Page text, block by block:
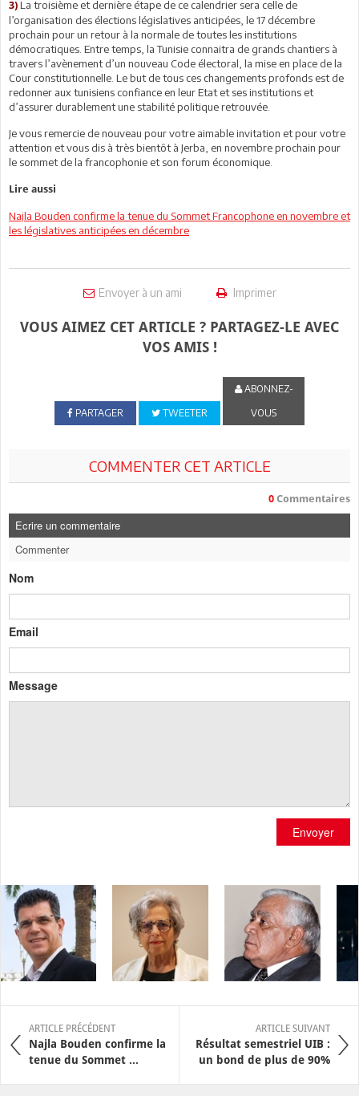
3) La troisième et dernière étape de ce calendrier sera celle de
l’organisation des élections législatives anticipées, le 17 décembre
prochain pour un retour à la normale de toutes les institutions
démocratiques. Entre temps, la Tunisie connaitra de grands chantiers à
travers l’avènement d’un nouveau Code électoral, la mise en place de la
Cour constitutionnelle. Le but de tous ces changements profonds est de
redonner aux tunisiens confiance en leur Etat et ses institutions et
d’assurer durablement une stabilité politique retrouvée.
Je vous remercie de nouveau pour votre aimable invitation et pour votre
attention et vous dis à très bientôt à Jerba, en novembre prochain pour
le sommet de la francophonie et son forum économique.
Lire aussi
Najla Bouden confirme la tenue du Sommet Francophone en novembre et
les législatives anticipées en décembre
Envoyer à un ami Imprimer
VOUS AIMEZ CET ARTICLE ? PARTAGEZ-LE AVEC
VOS AMIS !
PARTAGER TWEETER
ABONNEZ-
VOUS
COMMENTER CET ARTICLE
0 Commentaires
Ecrire un commentaire
Commenter
Nom
Email
Message
Envoyer
ARTICLE PRÉCÉDENT
Najla Bouden confirme la
tenue du Sommet ...
ARTICLE SUIVANT
Résultat semestriel UIB :
un bond de plus de 90%